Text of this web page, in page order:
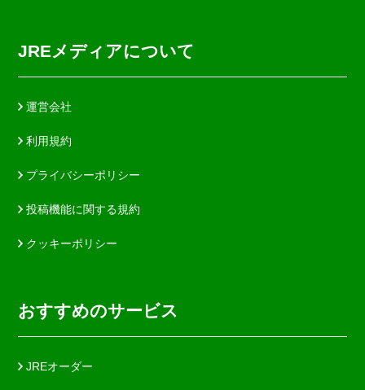
JREメディアについて
運営会社
利用規約
プライバシーポリシー
投稿機能に関する規約
クッキーポリシー
おすすめのサービス
JREオーダー